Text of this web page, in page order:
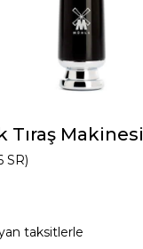
Tıraş Makinesi
SR)
taksitlerle